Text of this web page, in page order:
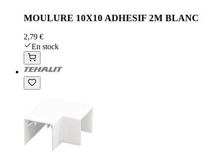
MOULURE 10X10 ADHESIF 2M BLANC
2,79 €
En stock